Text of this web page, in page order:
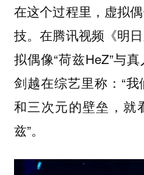
在这个过程里，虚拟
技。在腾讯视频《明
拟偶像“荷兹HeZ”与
剑越在综艺里称：“
和三次元的壁垒，就
兹”。